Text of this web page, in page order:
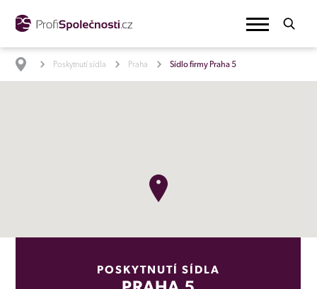
Poskytnutí sídla Praha Sídlo firmy Praha 5
POSKYTNUTÍ SÍDLA